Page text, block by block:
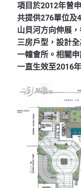
項目於2012年曾
共提供276單位及
山貝河方向伸展
三房戶型，設計
一幢會所。相關
一直生效至2016